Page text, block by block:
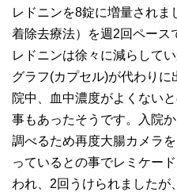
レドニンを8錠に増量されま
着除去療法）を週2回ペース
レドニンは徐々に減らして
グラフ(カプセル)が代わりに
院中、血中濃度がよくない
事もあったそうです。入院
調べるため再度大腸カメラ
っているとの事でレミケー
われ、2回うけられましたが